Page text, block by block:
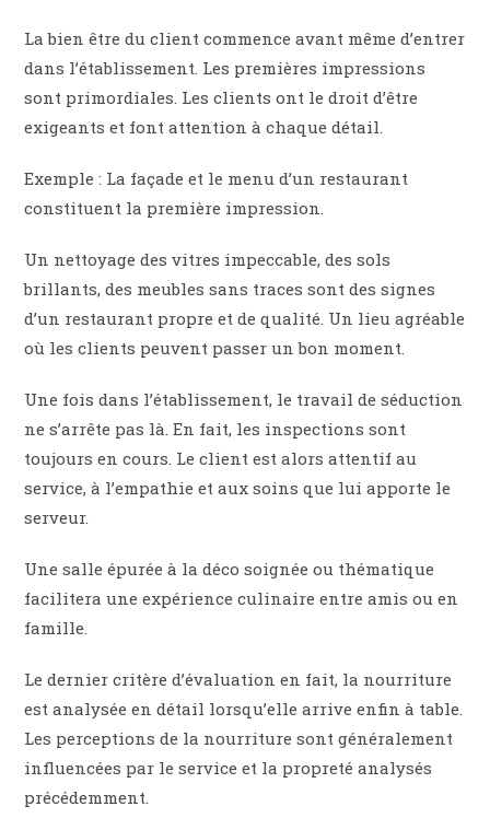
La bien être du client commence avant même d’entrer
dans l’établissement. Les premières impressions
sont primordiales. Les clients ont le droit d’être
exigeants et font attention à chaque détail.
Exemple : La façade et le menu d’un restaurant
constituent la première impression.
Un nettoyage des vitres impeccable, des sols
brillants, des meubles sans traces sont des signes
d’un restaurant propre et de qualité. Un lieu agréable
où les clients peuvent passer un bon moment.
Une fois dans l’établissement, le travail de séduction
ne s’arrête pas là. En fait, les inspections sont
toujours en cours. Le client est alors attentif au
service, à l’empathie et aux soins que lui apporte le
serveur.
Une salle épurée à la déco soignée ou thématique
facilitera une expérience culinaire entre amis ou en
famille.
Le dernier critère d’évaluation en fait, la nourriture
est analysée en détail lorsqu’elle arrive enfin à table.
Les perceptions de la nourriture sont généralement
influencées par le service et la propreté analysés
précédemment.